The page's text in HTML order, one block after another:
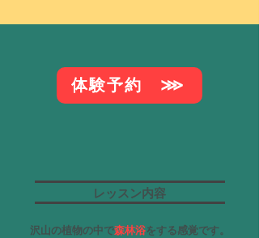
体験予約 ⋙
レッスン内容
沢山の植物の中で森林浴をする感覚です。